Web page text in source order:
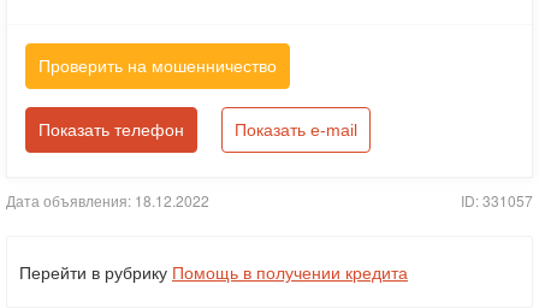
Проверить на мошенничество
Показать телефон Показать e-mail
Дата объявления: 18.12.2022 ID: 331057
Перейти в рубрику Помощь в получении кредита